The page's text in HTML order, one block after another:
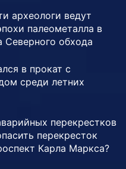
археологи ведут
палеометалла в
Северного обхода
в прокат с
среди летних
перекрестков
перекресток
Карла Маркса?